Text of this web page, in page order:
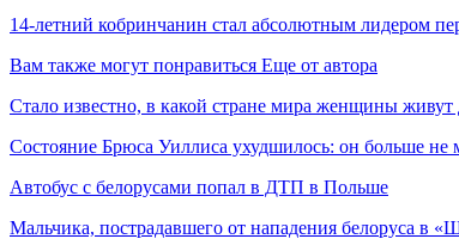
14-летний кобринчанин стал абсолютным лидером
Вам также могут понравиться Еще от автора
Стало известно, в какой стране мира женщины живут
Состояние Брюса Уиллиса ухудшилось: он больше не
Автобус с белорусами попал в ДТП в Польше
Мальчика, пострадавшего от нападения белоруса в